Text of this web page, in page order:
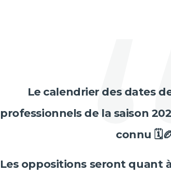
Le calendrier des dates
professionnels de la saison
connu
Les oppositions seront quant